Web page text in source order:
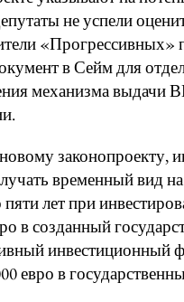
не успели
«Прогрессивных»
в Сейм для
механизма выдачи
законопроекту,
временный вид
лет при
в созданный
инвестиционный
евро в